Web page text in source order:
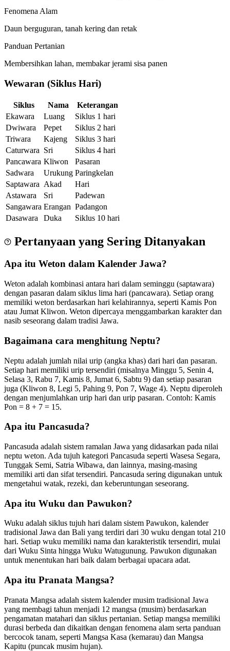
Fenomena Alam
Daun berguguran, tanah kering dan retak
Panduan Pertanian
Membersihkan lahan, membakar jerami sisa panen
Wewaran (Siklus Hari)
Siklus Nama
Keterangan
Ekawara
Luang
Siklus 1 hari
Dwiwara
Pepet
Siklus 2 hari
Triwara
Kajeng
Siklus 3 hari
Caturwara Sri
Siklus 4 hari
Pancawara Kliwon
Pasaran
Sadwara
Urukung Paringkelan
Saptawara Akad
Hari
Astawara
Sri
Padewan
Sangawara Erangan Padangon
Dasawara
Duka Siklus 10 hari
Pertanyaan yang Sering Ditanyakan
Apa itu Weton dalam Kalender Jawa?
Weton adalah kombinasi antara hari dalam seminggu (saptawara)
dengan pasaran dalam siklus lima hari (pancawara). Setiap orang
memiliki weton berdasarkan hari kelahirannya, seperti Kamis Pon
atau Jumat Kliwon. Weton dipercaya menggambarkan karakter dan
nasib seseorang dalam tradisi Jawa.
Bagaimana cara menghitung Neptu?
Neptu adalah jumlah nilai urip (angka khas) dari hari dan pasaran.
Setiap hari memiliki urip tersendiri (misalnya Minggu 5, Senin 4,
Selasa 3, Rabu 7, Kamis 8, Jumat 6, Sabtu 9) dan setiap pasaran
juga (Kliwon 8, Legi 5, Pahing 9, Pon 7, Wage 4). Neptu diperoleh
dengan menjumlahkan urip hari dan urip pasaran. Contoh: Kamis
Pon = 8 + 7 = 15.
Apa itu Pancasuda?
Pancasuda adalah sistem ramalan Jawa yang didasarkan pada nilai
neptu weton. Ada tujuh kategori Pancasuda seperti Wasesa Segara,
Tunggak Semi, Satria Wibawa, dan lainnya, masing-masing
memiliki arti dan sifat tersendiri. Pancasuda sering digunakan untuk
mengetahui watak, rezeki, dan keberuntungan seseorang.
Apa itu Wuku dan Pawukon?
Wuku adalah siklus tujuh hari dalam sistem Pawukon, kalender
tradisional Jawa dan Bali yang terdiri dari 30 wuku dengan total 210
hari. Setiap wuku memiliki nama dan karakteristik tersendiri, mulai
dari Wuku Sinta hingga Wuku Watugunung. Pawukon digunakan
untuk menentukan hari baik dalam berbagai upacara adat.
Apa itu Pranata Mangsa?
Pranata Mangsa adalah sistem kalender musim tradisional Jawa
yang membagi tahun menjadi 12 mangsa (musim) berdasarkan
pengamatan matahari dan siklus pertanian. Setiap mangsa memiliki
durasi berbeda dan dikaitkan dengan fenomena alam serta panduan
bercocok tanam, seperti Mangsa Kasa (kemarau) dan Mangsa
Kapitu (puncak musim hujan).